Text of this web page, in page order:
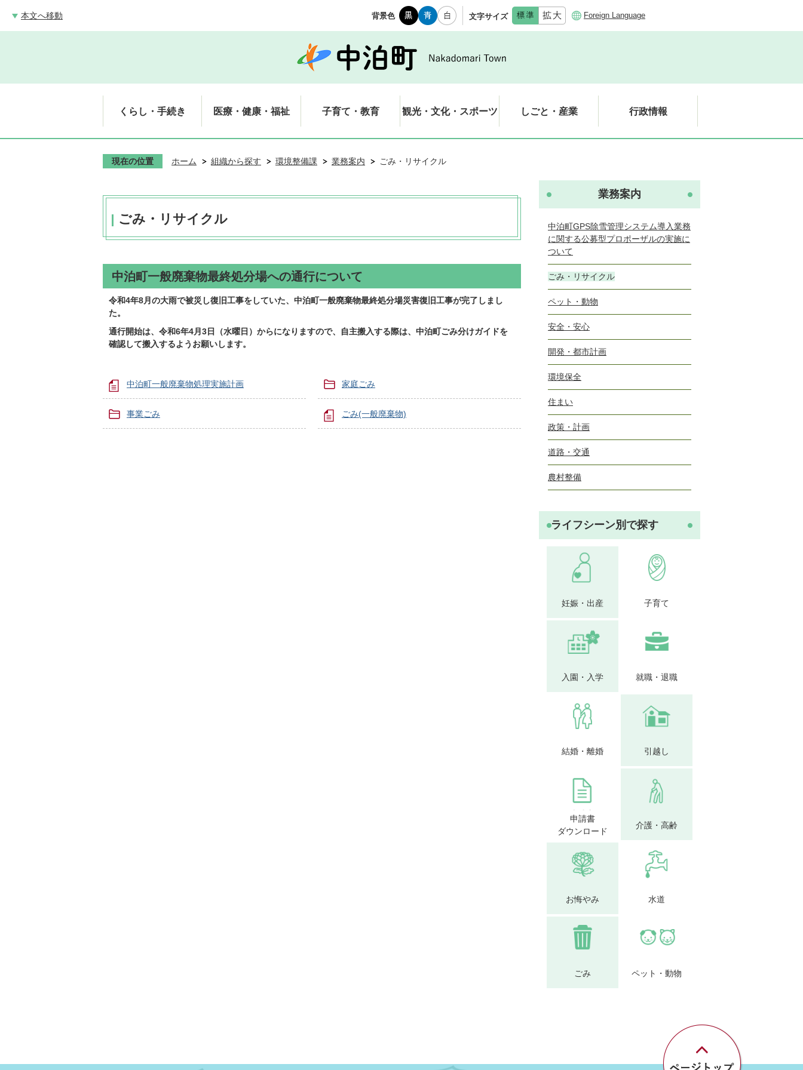
本文へ移動 背景色 文字サイズ Foreign Language
くらし・手続き 医療・健康・福祉 子育て・教育 観光・文化・スポーツ しごと・産業 行政情報
現在の位置 ホーム 組織から探す 環境整備課 業務案内 ごみ・リサイクル
ごみ・リサイクル
中泊町一般廃棄物最終処分場への通行について
令和4年8月の大雨で被災し復旧工事をしていた、中泊町一般廃棄物最終処分場災害復旧工事が完了しまし
た。
通行開始は、令和6年4月3日（水曜日）からになりますので、自主搬入する際は、中泊町ごみ分けガイドを
確認して搬入するようお願いします。
中泊町一般廃棄物処理実施計画 家庭ごみ
事業ごみ ごみ(一般廃棄物)
業務案内
中泊町GPS除雪管理システム導入業務
に関する公募型プロポーザルの実施に
ついて
ごみ・リサイクル
ペット・動物
安全・安心
開発・都市計画
環境保全
住まい
政策・計画
道路・交通
農村整備
ライフシーン別で探す
妊娠・出産 子育て
入園・入学 就職・退職
結婚・離婚 引越し
申請書
ダウンロード
介護・高齢
お悔やみ 水道
ごみ ペット・動物